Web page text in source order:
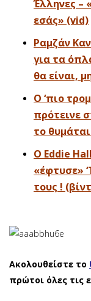
Έλληνες –
εσάς» (vid)
Ραμζάν
για τα
θα είναι,
Ο ‘πιο
πρότεινε
το
Ο Eddie
«έφτυσε»
τους !
Ακολουθείστε το
πρώτοι όλες τις